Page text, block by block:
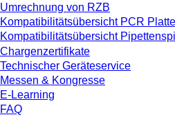
Umrechnung von RZB
Kompatibilitätsübersicht PCR
Kompatibilitätsübersicht
Chargenzertifikate
Technischer Geräteservice
Messen & Kongresse
E-Learning
FAQ